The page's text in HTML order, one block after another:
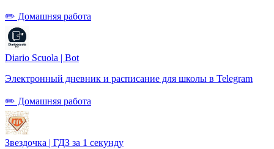
✏️ Домашняя работа
Diario Scuola | Bot
Электронный дневник и расписание для школы в Telegram
✏️ Домашняя работа
Звездочка | ГДЗ за 1 секунду